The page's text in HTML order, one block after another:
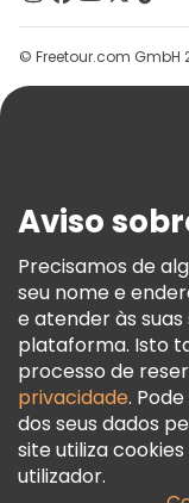
Grupos
Ajuda
Termos E
Política De
Freetour Prémios
Programa De
© Freetour.com GmbH
Aviso
Precisamos de
seu nome e
e atender às
plataforma. Isto
processo de
privacidade.
dos seus dados
site utiliza
utilizador.